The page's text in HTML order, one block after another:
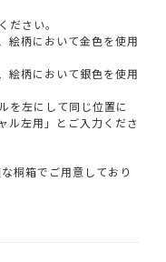
さい。
絵柄において金色を使用
絵柄において銀色を使用
を左にして同じ位置に
ル左用」とご入力くださ
桐箱でご用意しており